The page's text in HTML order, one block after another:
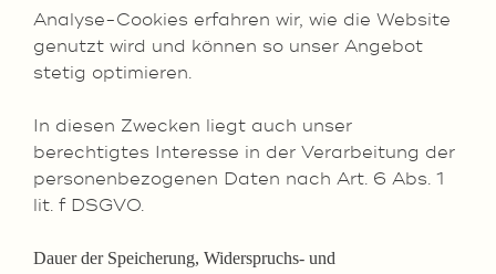
Analyse-Cookies erfahren wir, wie die Website
genutzt wird und können so unser Angebot
stetig optimieren.
In diesen Zwecken liegt auch unser
berechtigtes Interesse in der Verarbeitung der
personenbezogenen Daten nach Art. 6 Abs. 1
lit. f DSGVO.
Dauer der Speicherung, Widerspruchs- und